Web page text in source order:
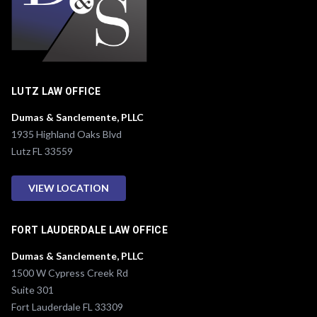
LUTZ LAW OFFICE
Dumas & Sanclemente, PLLC
1935 Highland Oaks Blvd
Lutz FL 33559
VIEW LOCATION
FORT LAUDERDALE LAW OFFICE
Dumas & Sanclemente, PLLC
1500 W Cypress Creek Rd
Suite 301
Fort Lauderdale FL 33309